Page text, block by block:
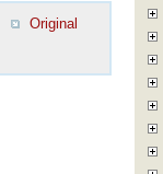
Original